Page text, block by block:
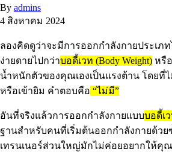
By admins
4 สิงหาคม 2024
ลองคิดดูว่าจะมีการออกกำลังกายประเภ
ง่ายดายไปกว่าบอดี้เวท (Body Weight) หรื
น้ำหนักตัวของคุณเองเป็นแรงต้าน โดยที่
หรือเข้ายิม คำตอบคือ “ไม่มี”
อันที่จริงแล้วการออกกำลังกายแบบบอดี้เ
ฐานสำหรับคนที่เริ่มต้นออกกำลังกายด้ว
เทรนเนอร์ส่วนใหญ่มักไม่ค่อยอยากให้คุณ